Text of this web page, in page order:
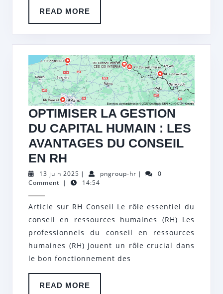
VOS
COMPÉTENCES
DISTANCE
READ MORE
MORE
OPTIMISER LA GESTION
DU CAPITAL HUMAIN : LES
AVANTAGES DU CONSEIL
EN RH
LA
GESTION
DU
CAPITAL
HUMAIN
:
LES
AVANTAGES
13 juin 2025 13
juin
| pngroup-hrpngroup-
|
0
Comment | 14:54
Article sur RH Conseil Le rôle essentiel du
conseil en ressources humaines (RH) Les
professionnels du conseil en ressources
humaines (RH) jouent un rôle crucial dans
le bon fonctionnement des
READ MORE